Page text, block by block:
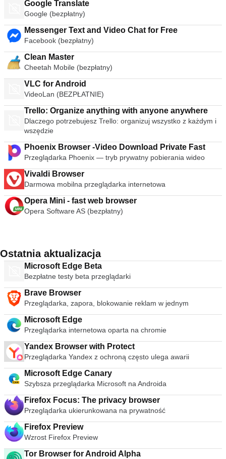
Google Translate
Google (bezpłatny)
Messenger Text and Video Chat for Free
Facebook (bezpłatny)
Clean Master
Cheetah Mobile (bezpłatny)
VLC for Android
VideoLan (BEZPŁATNIE)
Trello: Organize anything with anyone anywhere
Dlaczego potrzebujesz Trello: organizuj wszystko z każdym i
wszędzie
Phoenix Browser -Video Download Private Fast
Przeglądarka Phoenix — tryb prywatny pobierania wideo
Vivaldi Browser
Darmowa mobilna przeglądarka internetowa
Opera Mini - fast web browser
Opera Software AS (bezpłatny)
Ostatnia aktualizacja
Microsoft Edge Beta
Bezpłatne testy beta przeglądarki
Brave Browser
Przeglądarka, zapora, blokowanie reklam w jednym
Microsoft Edge
Przeglądarka internetowa oparta na chromie
Yandex Browser with Protect
Przeglądarka Yandex z ochroną często ulega awarii
Microsoft Edge Canary
Szybsza przeglądarka Microsoft na Androida
Firefox Focus: The privacy browser
Przeglądarka ukierunkowana na prywatność
Firefox Preview
Wzrost Firefox Preview
Tor Browser for Android Alpha